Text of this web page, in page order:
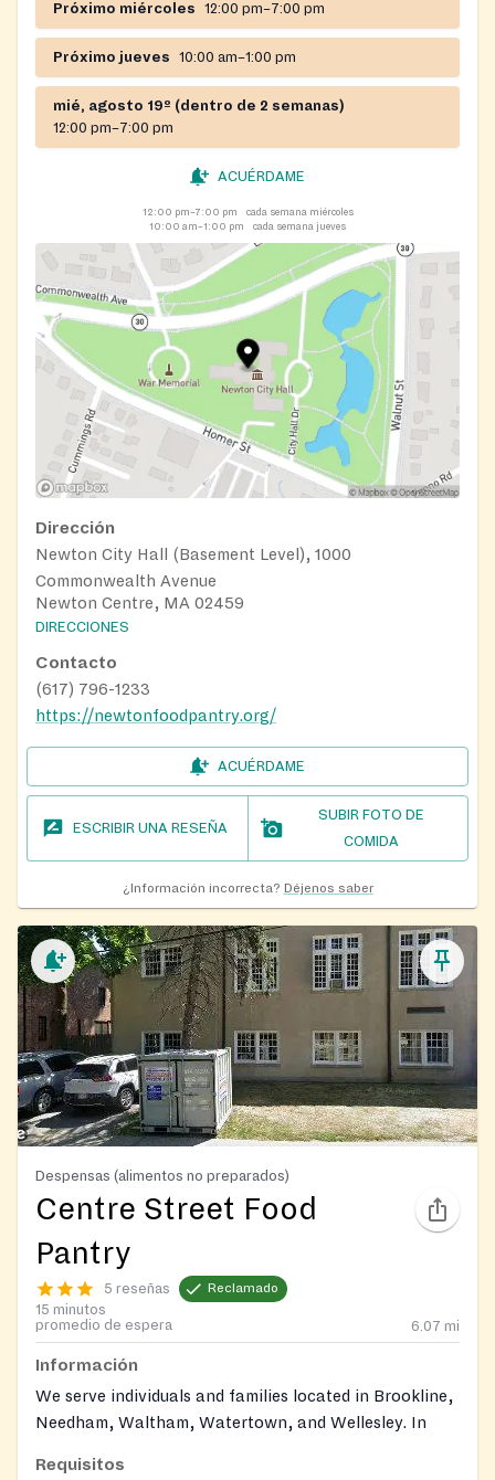
Próximo miércoles 12:00 pm–7:00 pm
Próximo jueves 10:00 am–1:00 pm
mié, agosto 19º (dentro de 2 semanas)
12:00 pm–7:00 pm
ACUÉRDAME
12:00 pm–7:00 pm
cada semana miércoles
10:00 am–1:00 pm
cada semana jueves
Dirección
Newton City Hall (Basement Level), 1000
Commonwealth Avenue
Newton Centre, MA 02459
DIRECCIONES
Contacto
(617) 796-1233
https://newtonfoodpantry.org/
ACUÉRDAME
ESCRIBIR UNA RESEÑA
SUBIR FOTO DE
COMIDA
¿Información incorrecta? Déjenos saber
Despensas (alimentos no preparados)
Centre Street Food
Pantry
5 reseñas Reclamado
15 minutos
promedio de espera
6.07 mi
Información
We serve individuals and families located in Brookline,
Needham, Waltham, Watertown, and Wellesley. In
https://www.centrestfoodpantry.org/get-groceries
Requisitos